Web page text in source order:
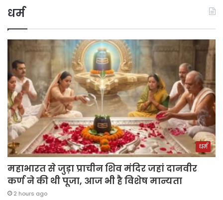
धर्म
धर्म
महाभारत से जुड़ा प्राचीन शिव मंदिर जहां दानवीर
कर्ण ने की थी पूजा, आज भी है विशेष मान्यता
2 hours ago